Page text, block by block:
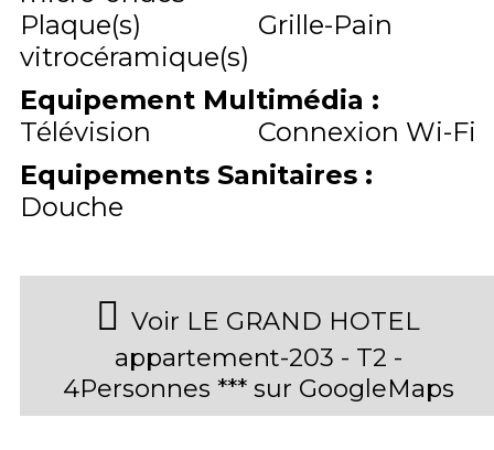
Plaque(s)
vitrocéramique(s)
Grille-Pain
Equipement Multimédia :
Télévision
Connexion Wi-Fi
Equipements Sanitaires :
Douche
Voir LE GRAND HOTEL
appartement-203 - T2 -
4Personnes *** sur GoogleMaps